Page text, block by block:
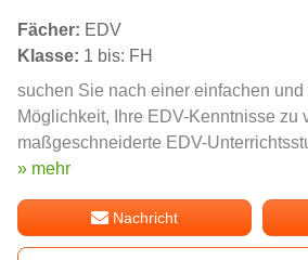
Fächer: EDV
Klasse: 1 bis: FH
suchen Sie nach einer einfachen
Möglichkeit, Ihre EDV-Kenntnisse zu
maßgeschneiderte EDV-
» mehr
Nachricht